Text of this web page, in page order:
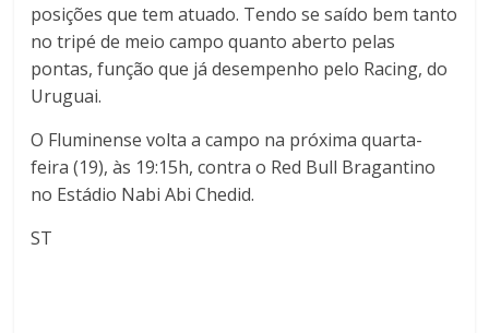
posições que tem atuado. Tendo se saído bem tanto
no tripé de meio campo quanto aberto pelas
pontas, função que já desempenho pelo Racing, do
Uruguai.
O Fluminense volta a campo na próxima quarta-
feira (19), às 19:15h, contra o Red Bull Bragantino
no Estádio Nabi Abi Chedid.
ST